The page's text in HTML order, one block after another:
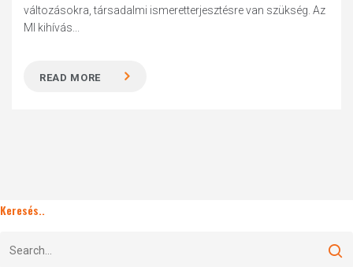
változásokra, társadalmi ismeretterjesztésre van szükség. Az
MI kihívás...
READ MORE
Keresés..